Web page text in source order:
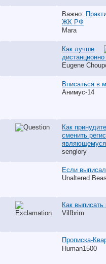
Важно:
ЖК РФ
Mara
Как лучше
Eugene
Вписаться в
Анимус-14
Как
сменить
являющемуся
senglory
Если
Unaltered
Как
Vilfbrim
Прописка-
Human1500